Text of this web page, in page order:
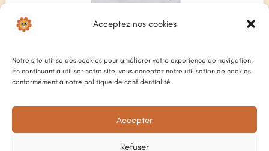
Acceptez nos cookies
Notre site utilise des cookies pour améliorer votre expérience de navigation.
En continuant à utiliser notre site, vous acceptez notre utilisation de cookies
conformément à notre politique de confidentialité
Accepter
Refuser
4€